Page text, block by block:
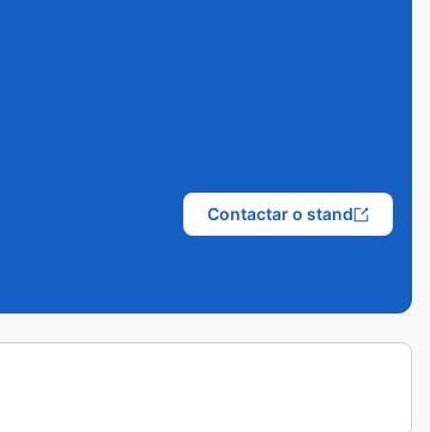
Contactar o stand